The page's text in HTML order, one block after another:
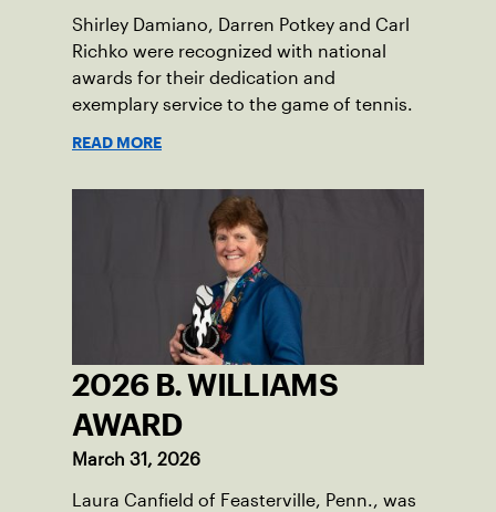
Shirley Damiano, Darren Potkey and Carl
Richko were recognized with national
awards for their dedication and
exemplary service to the game of tennis.
READ MORE
2026 B. WILLIAMS
AWARD
March 31, 2026
Laura Canfield of Feasterville, Penn., was